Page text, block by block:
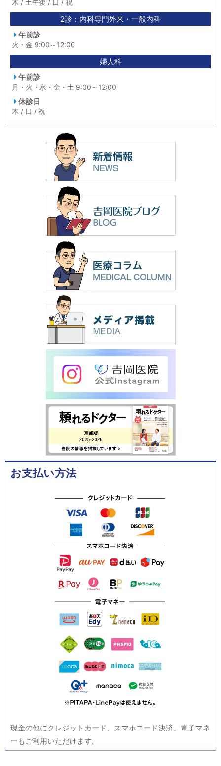
木 / 土午後 / 日 / 祝
2診：内科専門外来・一般内科
午前診
火・金 9:00～12:00
婦人科
午前診
月・火・水・金・土 9:00～12:00
休診日
木 / 日 / 祝
お支払い方法
現金の他にクレジットカード、スマホコード決済、電子マネ
ーもご利用いただけます。